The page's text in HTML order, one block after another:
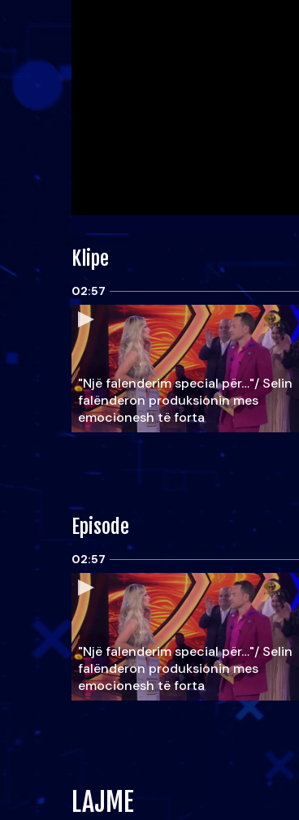
Klipe
02:57
"Një falenderim special për…"/ Selin
falënderon produksionin mes
emocionesh të forta
Episode
02:57
"Një falenderim special për…"/ Selin
falënderon produksionin mes
emocionesh të forta
LAJME